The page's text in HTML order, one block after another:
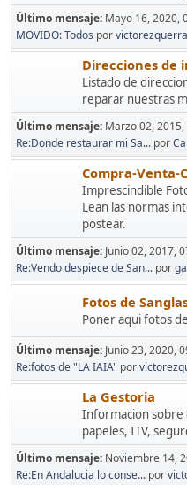
Último mensaje: Mayo 16, 2020,
MOVIDO: Todos porvictorezquerra
Direcciones de
Listado de
reparar nuestras
Último mensaje: Marzo 02, 2015,
Re:Donde restaurar mi Sa... por
Compra-Venta-
Imprescindible
Lean las normas
postear.
Último mensaje: Junio 02, 2017,
Re:Vendo despiece de San... por
Fotos de
Poner aqui fotos
Último mensaje: Junio 23, 2020,
Re:fotos de "LA IAIA" por
La Gestoria
Informacion sobre
papeles, ITV,
Último mensaje: Noviembre 14,
Re:En Andalucia lo conse... por